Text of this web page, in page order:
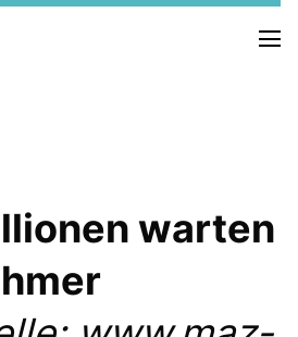
VITA
PRESSEFOTOS
warten